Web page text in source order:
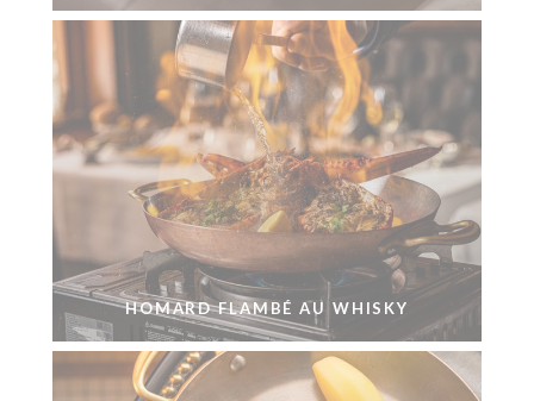
HOMARD FLAMBÉ AU WHISKY